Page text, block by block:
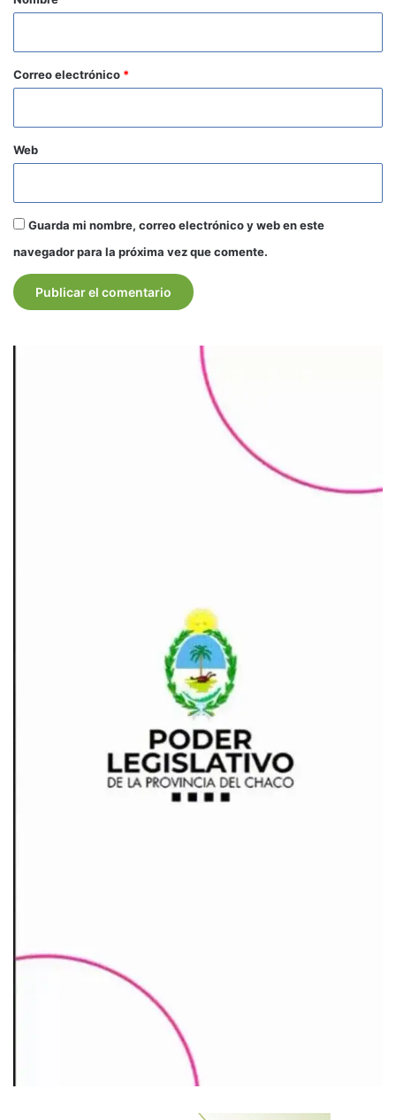
o
*
Correo electrónico *
Web
Guarda mi nombre, correo electrónico y web en este
navegador para la próxima vez que comente.